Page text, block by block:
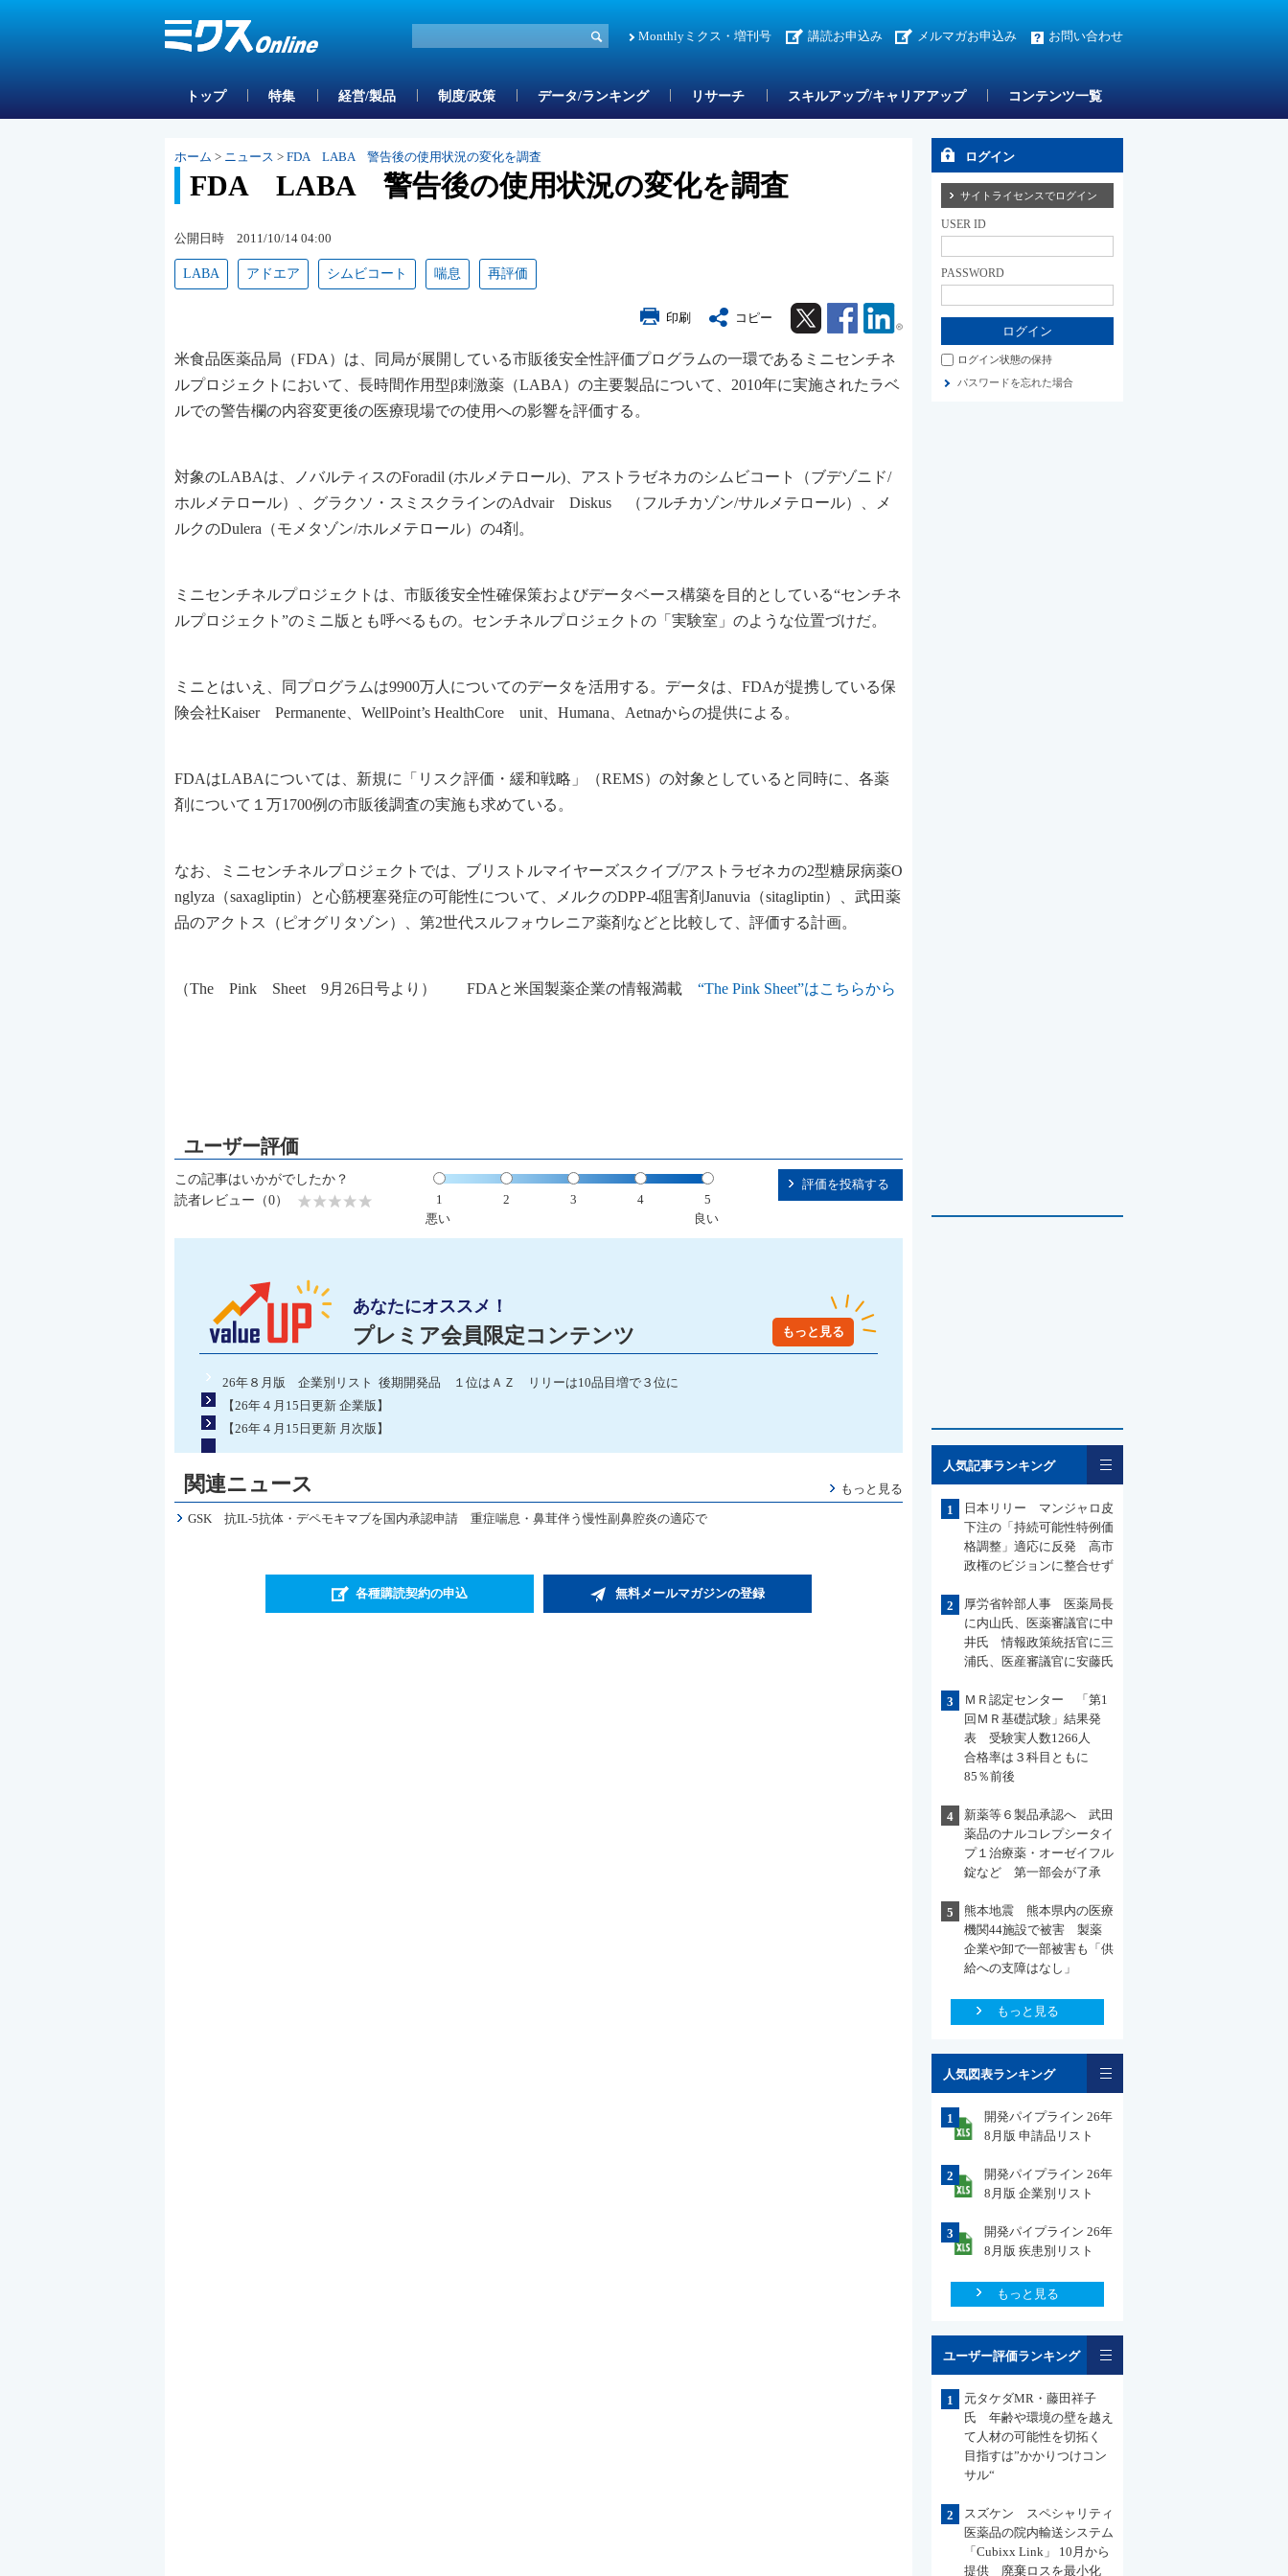
Monthlyミクス・増刊号 講読お申込み メルマガお申込み お問い合わせ
トップ 特集 経営/製品 制度/政策 データ/ランキング リサーチ スキルアップ/キャリアアップ コンテンツ一覧
ホーム > ニュース > FDA LABA 警告後の使用状況の変化を調査
FDA LABA 警告後の使用状況の変化を調査
公開日時 2011/10/14 04:00
LABA アドエア シムビコート 喘息 再評価
印刷 コピー Twitter Facebook
米食品医薬品局（FDA）は、同局が展開している市販後安全性評価プログラムの一環であるミニセンチネ
ルプロジェクトにおいて、長時間作用型β刺激薬（LABA）の主要製品について、2010年に実施されたラベ
ルでの警告欄の内容変更後の医療現場での使用への影響を評価する。
対象のLABAは、ノバルティスのForadil (ホルメテロール)、アストラゼネカのシムビコート（ブデゾニド/
ホルメテロール）、グラクソ・スミスクラインのAdvair Diskus （フルチカゾン/サルメテロール）、メ
ルクのDulera（モメタゾン/ホルメテロール）の4剤。
ミニセンチネルプロジェクトは、市販後安全性確保策およびデータベース構築を目的としている“センチネ
ルプロジェクト”のミニ版とも呼べるもの。センチネルプロジェクトの「実験室」のような位置づけだ。
ミニとはいえ、同プログラムは9900万人についてのデータを活用する。データは、FDAが提携している保
険会社Kaiser Permanente、WellPoint’s HealthCore unit、Humana、Aetnaからの提供による。
FDAはLABAについては、新規に「リスク評価・緩和戦略」（REMS）の対象としていると同時に、各薬
剤について１万1700例の市販後調査の実施も求めている。
なお、ミニセンチネルプロジェクトでは、ブリストルマイヤーズスクイブ/アストラゼネカの2型糖尿病薬O
nglyza（saxagliptin）と心筋梗塞発症の可能性について、メルクのDPP-4阻害剤Januvia（sitagliptin）、武田薬
品のアクトス（ピオグリタゾン）、第2世代スルフォウレニア薬剤などと比較して、評価する計画。
（The Pink Sheet 9月26日号より） FDAと米国製薬企業の情報満載 “The Pink Sheet”はこちらから
この記事はいかがでしたか？
読者レビュー（0）
1 2 3 4
5
悪い
良い
評価を投稿する
あなたにオススメ！
プレミア会員限定コンテンツ もっと見る
26年８月版 企業別リスト 後期開発品 １位はＡＺ リリーは10品目増で３位に
【26年４月15日更新 企業版】
【26年４月15日更新 月次版】
関連ニュース もっと見る
GSK 抗IL-5抗体・デペモキマブを国内承認申請 重症喘息・鼻茸伴う慢性副鼻腔炎の適応で
各種購読契約の申込 無料メールマガジンの登録
ログイン
サイトライセンスでログイン
USER ID
PASSWORD
ログイン状態の保持
パスワードを忘れた場合
人気記事ランキング
1
日本リリー マンジャロ皮
下注の「持続可能性特例価
格調整」適応に反発 高市
政権のビジョンに整合せず
2
厚労省幹部人事 医薬局長
に内山氏、医薬審議官に中
井氏 情報政策統括官に三
浦氏、医産審議官に安藤氏
3
ＭＲ認定センター 「第1
回ＭＲ基礎試験」結果発
表 受験実人数1266人
合格率は３科目ともに
85％前後
4
新薬等６製品承認へ 武田
薬品のナルコレプシータイ
プ１治療薬・オーゼイフル
錠など 第一部会が了承
5
熊本地震 熊本県内の医療
機関44施設で被害 製薬
企業や卸で一部被害も「供
給への支障はなし」
もっと見る
人気図表ランキング
1
開発パイプライン 26年
8月版 申請品リスト
2
開発パイプライン 26年
8月版 企業別リスト
3
開発パイプライン 26年
8月版 疾患別リスト
もっと見る
ユーザー評価ランキング
1
元タケダMR・藤田祥子
氏 年齢や環境の壁を越え
て人材の可能性を切拓く
目指すは”かかりつけコン
サル“
2
スズケン スペシャリティ
医薬品の院内輸送システム
「Cubixx Link」 10月から
提供 廃棄ロスを最小化